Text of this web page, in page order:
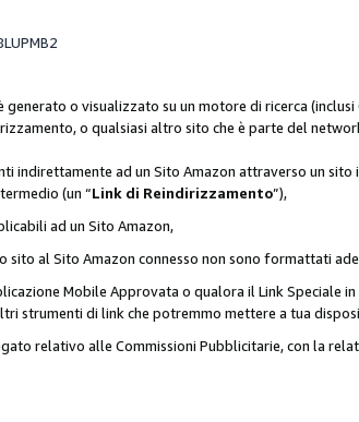
o visualizzato su un motore di ricerca (inclusi
o qualsiasi altro sito che è parte del
indirettamente ad un Sito Amazon attraverso un sito
(un “Link di Reindirizzamento”),
ad un Sito Amazon,
al Sito Amazon connesso non sono formattati
Mobile Approvata o qualora il Link Speciale
strumenti di link che potremmo mettere a tua
relativo alle Commissioni Pubblicitarie, con la